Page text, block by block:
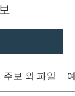
주보 외 파일